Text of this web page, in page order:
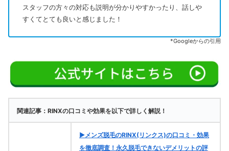
スタッフの方々の対応も説明が分かりやすかったり、話しや
すくてとても良いと感じました！
*Googleからの引用
関連記事：RINXの口コミや効果を以下で詳しく解説！
▶メンズ脱毛のRINX(リンクス)の口コミ・効果
を徹底調査！永久脱毛できないデメリットの評